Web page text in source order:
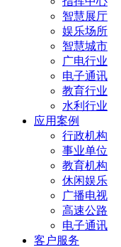
智慧展厅
娱乐场所
智慧城市
广电行业
电子通讯
教育行业
水利行业
应用案例
行政机构
事业单位
教育机构
休闲娱乐
广播电视
高速公路
电子通讯
客户服务